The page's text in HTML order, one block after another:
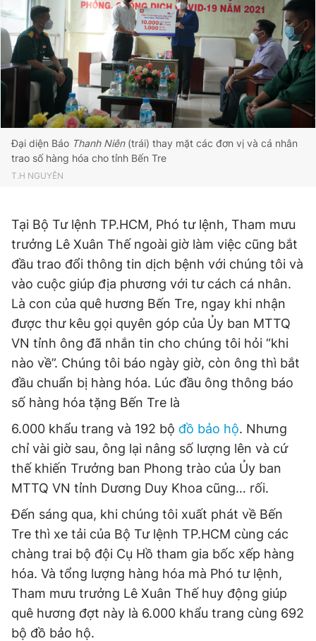
Giấy phép xuất bản số 110/GP - BTTTT cấp ngày 24.3.2020
© 2003-2026 Bản quyền thuộc về Báo Thanh Niên. Cấm sao
chép dưới mọi hình thức nếu không có sự chấp thuận bằng văn
bản. Phát triển bởi ePi Technologies, JSC.
Đại diện Báo Thanh Niên(trái) thay mặt các đơn vị và cá nhân
trao số hàng hóa cho tỉnh Bến Tre
T.H NGUYÊN
Tại Bộ Tư lệnh TP.HCM, Phó tư lệnh, Tham mưu
trưởng Lê Xuân Thế ngoài giờ làm việc cũng bắt
đầu trao đổi thông tin dịch bệnh với chúng tôi và
vào cuộc giúp địa phương với tư cách cá nhân.
Là con của quê hương Bến Tre, ngay khi nhận
được thư kêu gọi quyên góp của Ủy ban MTTQ
VN tỉnh ông đã nhắn tin cho chúng tôi hỏi “khi
nào về”. Chúng tôi báo ngày giờ, còn ông thì bắt
đầu chuẩn bị hàng hóa. Lúc đầu ông thông báo
số hàng hóa tặng Bến Tre là
6.000 khẩu trang và 192 bộ đồ bảo hộ. Nhưng
chỉ vài giờ sau, ông lại nâng số lượng lên và cứ
thế khiến Trưởng ban Phong trào của Ủy ban
MTTQ VN tỉnh Dương Duy Khoa cũng… rối.
Đến sáng qua, khi chúng tôi xuất phát về Bến
Tre thì xe tải của Bộ Tư lệnh TP.HCM cùng các
chàng trai bộ đội Cụ Hồ tham gia bốc xếp hàng
hóa. Và tổng lượng hàng hóa mà Phó tư lệnh,
Tham mưu trưởng Lê Xuân Thế huy động giúp
quê hương đợt này là 6.000 khẩu trang cùng 692
bộ đồ bảo hộ.